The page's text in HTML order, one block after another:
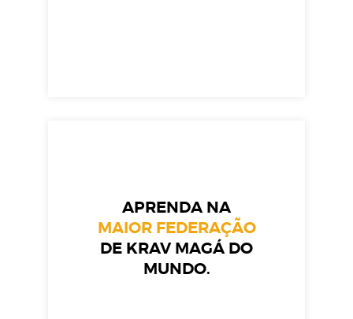
APRENDA NA
MAIOR FEDERAÇÃO
DE KRAV MAGÁ DO
MUNDO.